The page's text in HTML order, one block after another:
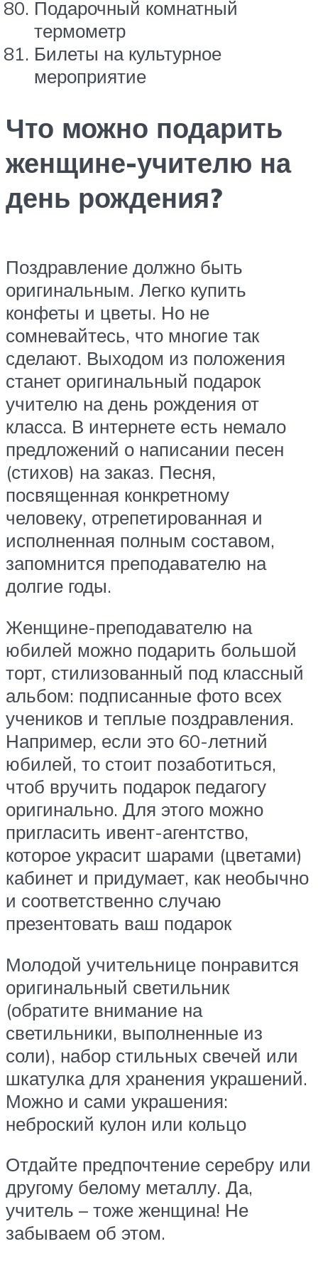
Подарочный комнатный
термометр
Билеты на культурное
мероприятие
Что можно подарить
женщине-учителю на
день рождения?
Поздравление должно быть
оригинальным. Легко купить
конфеты и цветы. Но не
сомневайтесь, что многие так
сделают. Выходом из положения
станет оригинальный подарок
учителю на день рождения от
класса. В интернете есть немало
предложений о написании песен
(стихов) на заказ. Песня,
посвященная конкретному
человеку, отрепетированная и
исполненная полным составом,
запомнится преподавателю на
долгие годы.
Женщине-преподавателю на
юбилей можно подарить большой
торт, стилизованный под классный
альбом: подписанные фото всех
учеников и теплые поздравления.
Например, если это 60-летний
юбилей, то стоит позаботиться,
чтоб вручить подарок педагогу
оригинально. Для этого можно
пригласить ивент-агентство,
которое украсит шарами (цветами)
кабинет и придумает, как необычно
и соответственно случаю
презентовать ваш подарок
Молодой учительнице понравится
оригинальный светильник
(обратите внимание на
светильники, выполненные из
соли), набор стильных свечей или
шкатулка для хранения украшений.
Можно и сами украшения:
неброский кулон или кольцо
Отдайте предпочтение серебру или
другому белому металлу. Да,
учитель – тоже женщина! Не
забываем об этом.